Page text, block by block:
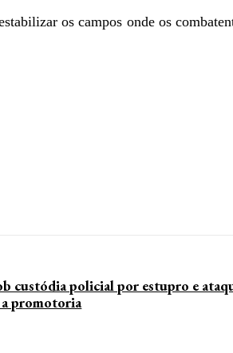
os campos onde os
custódia policial por estupro e
a promotoria